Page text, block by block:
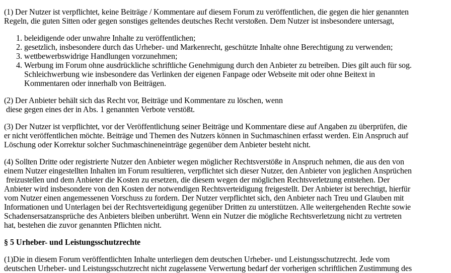
(1) Der Nutzer ist verpflichtet, keine Beiträge / Kommentare auf diesem Forum zu veröffentlichen, die gegen die hier genannten
Regeln, die guten Sitten oder gegen sonstiges geltendes deutsches Recht verstoßen. Dem Nutzer ist insbesondere untersagt,
beleidigende oder unwahre Inhalte zu veröffentlichen;
gesetzlich, insbesondere durch das Urheber- und Markenrecht, geschützte Inhalte ohne Berechtigung zu verwenden;
wettbewerbswidrige Handlungen vorzunehmen;
Werbung im Forum ohne ausdrückliche schriftliche Genehmigung durch den Anbieter zu betreiben. Dies gilt auch für sog.
Schleichwerbung wie insbesondere das Verlinken der eigenen Fanpage oder Webseite mit oder ohne Beitext in
Kommentaren oder innerhalb von Beiträgen.
(2) Der Anbieter behält sich das Recht vor, Beiträge und Kommentare zu löschen, wenn
diese gegen eines der in Abs. 1 genannten Verbote verstößt.
(3) Der Nutzer ist verpflichtet, vor der Veröffentlichung seiner Beiträge und Kommentare diese auf Angaben zu überprüfen, die
er nicht veröffentlichen möchte. Beiträge und Themen des Nutzers können in Suchmaschinen erfasst werden. Ein Anspruch auf
Löschung oder Korrektur solcher Suchmaschineneinträge gegenüber dem Anbieter besteht nicht.
(4) Sollten Dritte oder registrierte Nutzer den Anbieter wegen möglicher Rechtsverstöße in Anspruch nehmen, die aus den von
einem Nutzer eingestellten Inhalten im Forum resultieren, verpflichtet sich dieser Nutzer, den Anbieter von jeglichen Ansprüchen
freizustellen und dem Anbieter die Kosten zu ersetzen, die diesem wegen der möglichen Rechtsverletzung entstehen. Der
Anbieter wird insbesondere von den Kosten der notwendigen Rechtsverteidigung freigestellt. Der Anbieter ist berechtigt, hierfür
vom Nutzer einen angemessenen Vorschuss zu fordern. Der Nutzer verpflichtet sich, den Anbieter nach Treu und Glauben mit
Informationen und Unterlagen bei der Rechtsverteidigung gegenüber Dritten zu unterstützen. Alle weitergehenden Rechte sowie
Schadensersatzansprüche des Anbieters bleiben unberührt. Wenn ein Nutzer die mögliche Rechtsverletzung nicht zu vertreten
hat, bestehen die zuvor genannten Pflichten nicht.
§ 5 Urheber- und Leistungsschutzrechte
(1)Die in diesem Forum veröffentlichten Inhalte unterliegen dem deutschen Urheber- und Leistungsschutzrecht. Jede vom
deutschen Urheber- und Leistungsschutzrecht nicht zugelassene Verwertung bedarf der vorherigen schriftlichen Zustimmung des